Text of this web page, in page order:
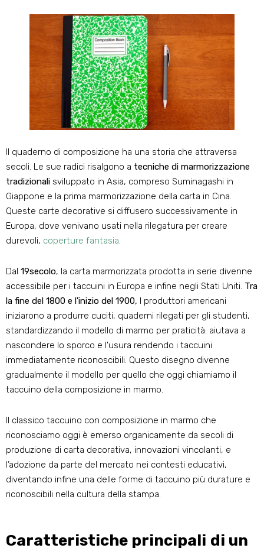
Il quaderno di composizione ha una storia che attraversa
secoli. Le sue radici risalgono a tecniche di marmorizzazione
tradizionali sviluppato in Asia, compreso Suminagashi in
Giappone e la prima marmorizzazione della carta in Cina.
Queste carte decorative si diffusero successivamente in
Europa, dove venivano usati nella rilegatura per creare
durevoli, coperture fantasia.
Dal 19secolo, la carta marmorizzata prodotta in serie divenne
accessibile per i taccuini in Europa e infine negli Stati Uniti. Tra
la fine del 1800 e l'inizio del 1900, I produttori americani
iniziarono a produrre cuciti, quaderni rilegati per gli studenti,
standardizzando il modello di marmo per praticità: aiutava a
nascondere lo sporco e l'usura rendendo i taccuini
immediatamente riconoscibili. Questo disegno divenne
gradualmente il modello per quello che oggi chiamiamo il
taccuino della composizione in marmo.
Il classico taccuino con composizione in marmo che
riconosciamo oggi è emerso organicamente da secoli di
produzione di carta decorativa, innovazioni vincolanti, e
l’adozione da parte del mercato nei contesti educativi,
diventando infine una delle forme di taccuino più durature e
riconoscibili nella cultura della stampa.
Caratteristiche principali di un